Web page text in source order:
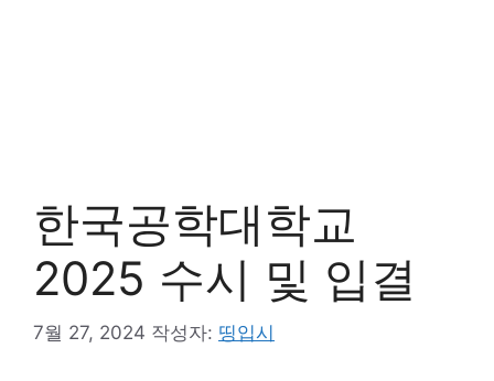
한국공학대학교
2025 수시 및 입결
7월 27, 2024 작성자: 띵입시